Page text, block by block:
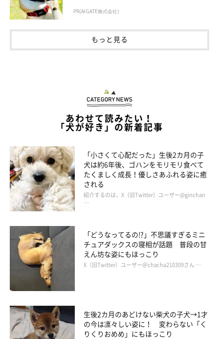
PR(AIGATE株式会社)
もっと見る
あわせて読みたい！
「犬が好き」の新着記事
「小さくて心配だった」生後2カ月の子
犬は約6年後、ゴハンをモリモリ食べて
たくましく成長！優しさあふれる姿に癒
される
紹介するのは、X（旧Twitter）ユーザー@ginchan
…
「どうなってるの!?」不思議すぎるミニ
チュアダックスの寝相が話題 普段の甘
えん坊な姿にもほっこり
X（旧Twitter）ユーザー＠chacha210309さん …
生後2カ月のあどけない柴犬の子犬→1才
の今は凛々しい姿に！ 変わらない「く
りくりおめめ」にもほっこり